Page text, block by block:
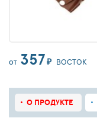
ОТ 357₽ ВОСТОК
О ПРОДУКТЕ